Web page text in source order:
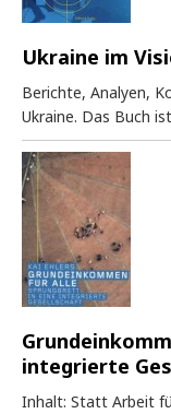
Ukraine im
Berichte, Analyen,
Ukraine. Das Buch
integrierte
Inhalt: Statt Arbeit